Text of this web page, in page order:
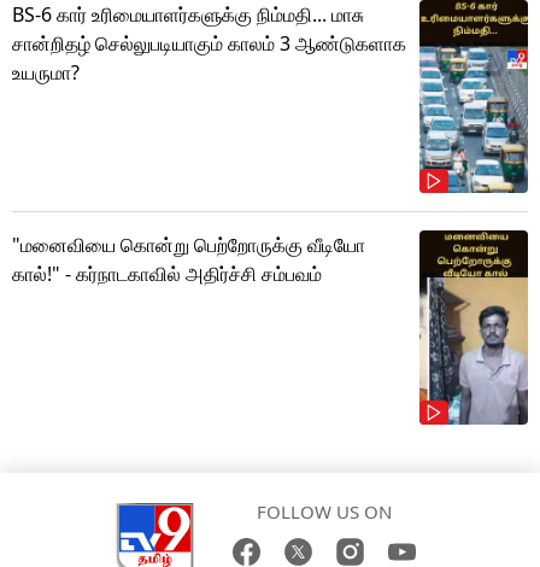
BS-6 கார் உரிமையாளர்களுக்கு நிம்மதி... மாசு
சான்றிதழ் செல்லுபடியாகும் காலம் 3 ஆண்டுகளாக
உயருமா?
"மனைவியை கொன்று பெற்றோருக்கு வீடியோ
கால்!" - கர்நாடகாவில் அதிர்ச்சி சம்பவம்
FOLLOW US ON